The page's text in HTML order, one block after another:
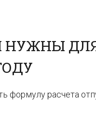
НУЖНЫ
формулу расчета